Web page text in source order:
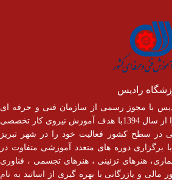
رادیس
با مجوز رسمی از سازمان فنی و حرفه ای
فعالیت خود را از سال 1394با هدف آموزش نیروی کار تخصصی
در سطح کشور فعالیت خود را در شهر تبریز
با برگزاری دوره های متعدد آموزشی متفاوت در
هنرهای تزئینی ، هنرهای تجسمی ، فناوری
مالی و یازرگانی با بهره گیری از اساتید به نام